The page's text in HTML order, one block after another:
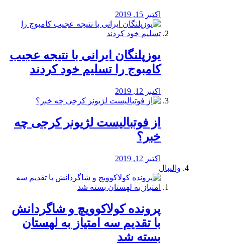
اکتبر 15, 2019
یوزپلنگان ایرانی با نتیجه عجیب
کامبوج را تسلیم خود کردند
اکتبر 12, 2019
از فوتبالیست لژیونر کرجی چه
خبر؟
اکتبر 12, 2019
والیبال
پرونده کولاکوویچ و شاگردانش
با تقدیم سه امتیاز به لهستان
بسته شد